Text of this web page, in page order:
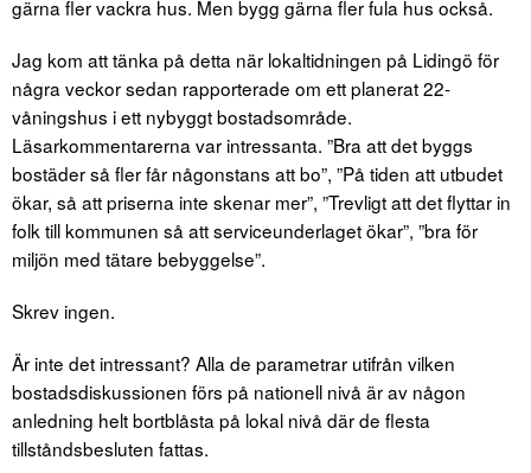
gärna fler vackra hus. Men bygg gärna fler fula hus också.
Jag kom att tänka på detta när lokaltidningen på Lidingö för
några veckor sedan rapporterade om ett planerat 22-
våningshus i ett nybyggt bostadsområde.
Läsarkommentarerna var intressanta. ”Bra att det byggs
bostäder så fler får någonstans att bo”, ”På tiden att utbudet
ökar, så att priserna inte skenar mer”, ”Trevligt att det flyttar in
folk till kommunen så att serviceunderlaget ökar”, ”bra för
miljön med tätare bebyggelse”.
Skrev ingen.
Är inte det intressant? Alla de parametrar utifrån vilken
bostadsdiskussionen förs på nationell nivå är av någon
anledning helt bortblåsta på lokal nivå där de flesta
tillståndsbesluten fattas.